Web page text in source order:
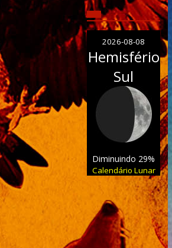
2026-08-08
Hemisfério
Sul
Diminuindo 29%
Calendário Lunar